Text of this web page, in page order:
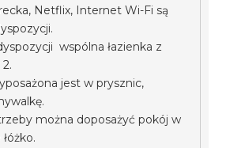
Netflix, Internet Wi-Fi są
wspólna łazienka z
jest w prysznic,
można doposażyć pokój w